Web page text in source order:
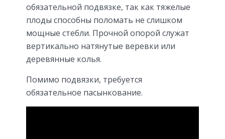
обязательной подвязке, так как тяжелые
плоды способны поломать не слишком
мощные стебли. Прочной опорой служат
вертикально натянутые веревки или
деревянные колья.
Помимо подвязки, требуется
обязательное пасынкование.